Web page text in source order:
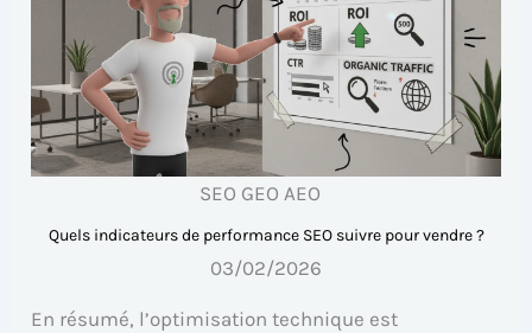
SEO GEO AEO
Quels indicateurs de performance SEO suivre pour vendre ?
03/02/2026
En résumé, l’optimisation technique est